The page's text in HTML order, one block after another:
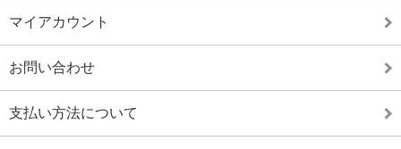
マイアカウント
お問い合わせ
支払い方法について